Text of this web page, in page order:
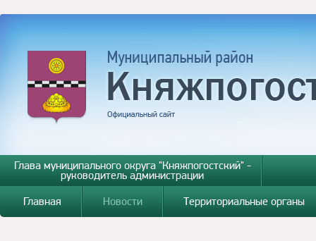
Глава муниципального округа "Княжпогостский" -
руководитель администрации
Главная
Новости Территориальные органы